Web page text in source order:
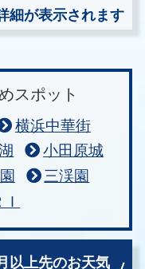
細が表示されます
スポット
横浜中華街
小田原城
三渓園
以上先のお天気